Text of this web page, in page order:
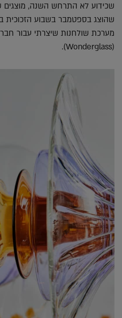
שכידוע לא התרחש השנה, מוצגים
שהוצג בספטמבר בשבוע הזכוכית
מערכת שולחנות שיצרתי עבור
(Wonderglass).